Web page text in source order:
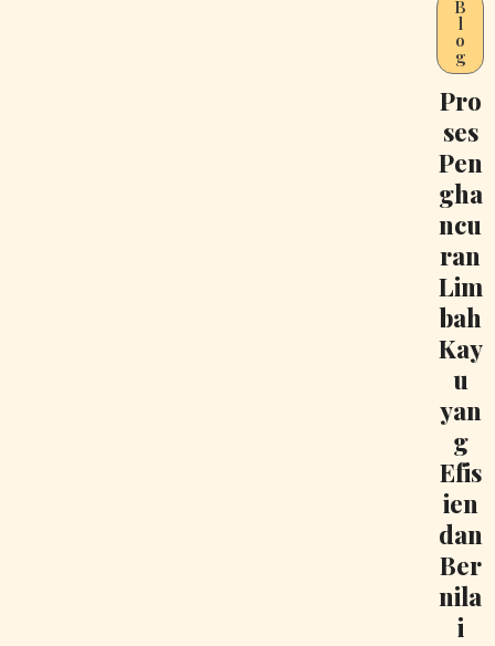
B
l
o
g
Pro
ses
Pen
gha
ncu
ran
Lim
bah
Kay
u
yan
g
Efis
ien
dan
Ber
nila
i